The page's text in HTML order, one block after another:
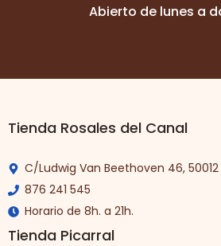
Abierto de lunes a
Tienda Rosales del Canal
C/Ludwig Van Beethoven 46,
876 241 545
Horario de 8h. a 21h.
Tienda Picarral